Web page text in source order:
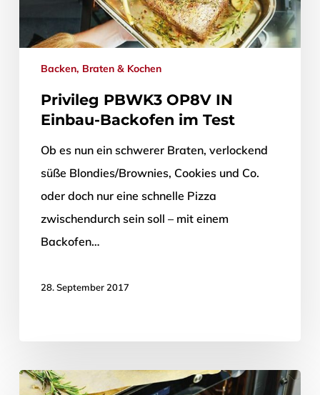
Backen, Braten & Kochen
Privileg PBWK3 OP8V IN
Einbau-Backofen im Test
Ob es nun ein schwerer Braten, verlockend
süße Blondies/Brownies, Cookies und Co.
oder doch nur eine schnelle Pizza
zwischendurch sein soll – mit einem
Backofen…
28. September 2017